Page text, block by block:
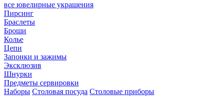
все ювелирные украшения
Пирсинг
Браслеты
Броши
Колье
Цепи
Запонки и зажимы
Эксклюзив
Шнурки
Предметы сервировки
Наборы Столовая посуда Столовые приборы